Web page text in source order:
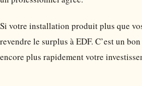
Si votre installation produit plus que
revendre le surplus à EDF. C’est un
encore plus rapidement votre